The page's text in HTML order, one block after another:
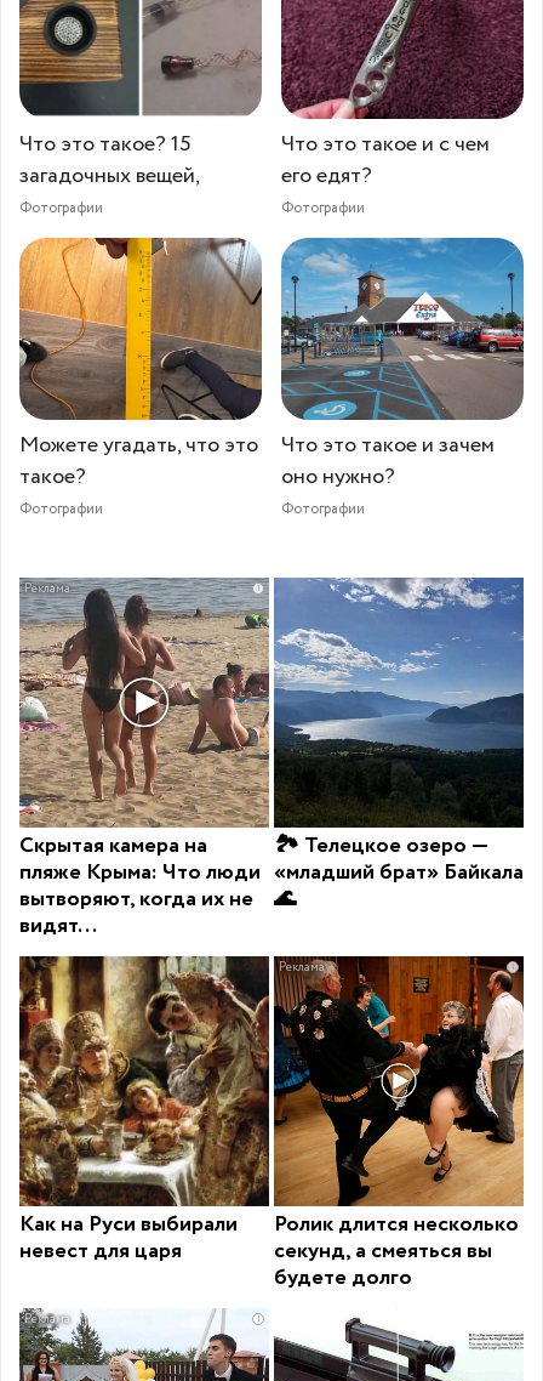
Что это такое? 15
загадочных вещей,
Фотографии
Что это такое и с чем
его едят?
Фотографии
Можете угадать, что это
такое?
Фотографии
Что это такое и зачем
оно нужно?
Фотографии
i
Скрытая камера на
пляже Крыма: Что люди
вытворяют, когда их не
видят...
🏞 Телецкое озеро —
«младший брат» Байкала
🌊
Как на Руси выбирали
невест для царя
i
Ролик длится несколько
секунд, а смеяться вы
будете долго
i